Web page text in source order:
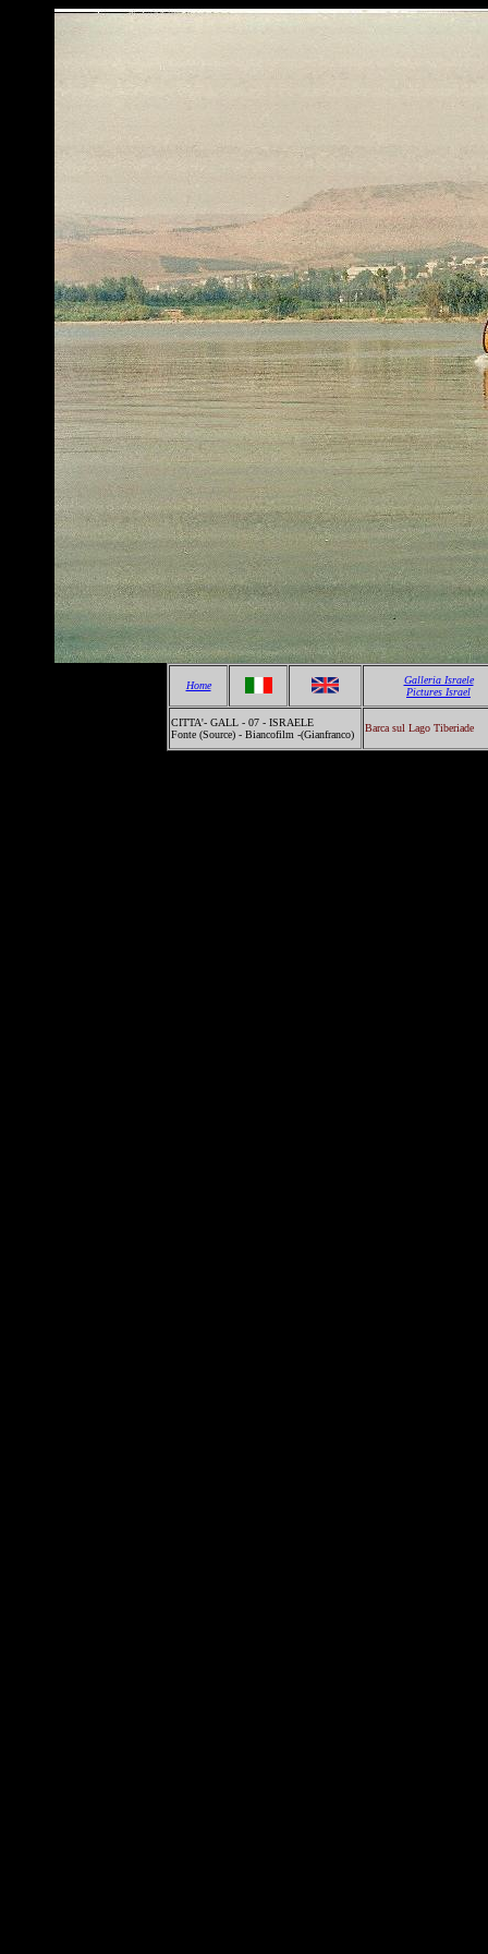
Home
Galleria Israele
Pictures Israel
CITTA'- GALL - 07 - ISRAELE
Fonte (Source) - Biancofilm -(Gianfranco)
Barca sul Lago Tiberiade